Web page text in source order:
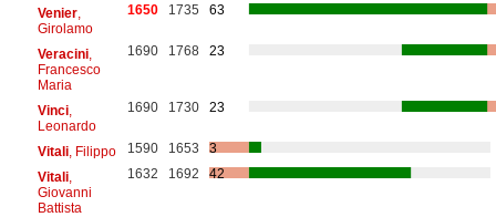
Venier,
Girolamo
1650 1735 63
Veracini,
Francesco
Maria
1690 1768 23
Vinci,
Leonardo
1690 1730 23
Vitali, Filippo 1590 1653
3
Vitali,
Giovanni
Battista
1632 1692 42